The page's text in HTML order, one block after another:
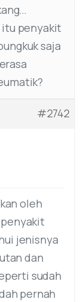
itu penyakit
saja
#2742
oleh
penyakit
jenisnya
dan
sudah
pernah